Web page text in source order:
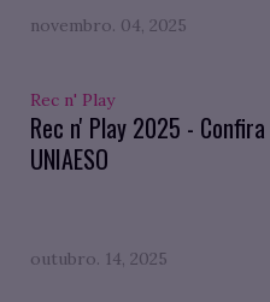
novembro. 04, 2025
Rec n' Play
Rec n' Play 2025 -
UNIAESO
outubro. 14, 2025